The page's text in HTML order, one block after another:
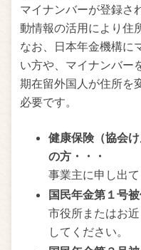
マイナンバーが登録さ
動情報の活用により住
なお、日本年金機構に
い方や、マイナンバー
期在留外国人が住所を
必要です。
健康保険（協会
の方・・・
事業主に申し出て
国民年金第１号
市役所またはお
してください。